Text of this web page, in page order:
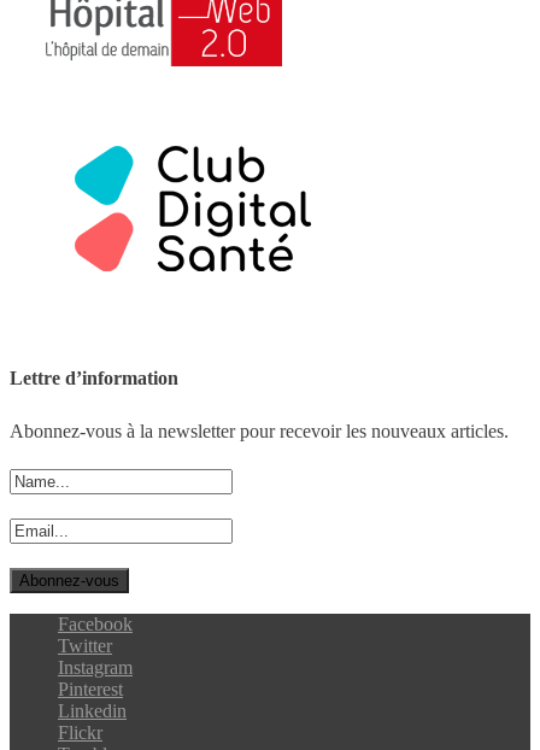
Lettre d’information
Abonnez-vous à la newsletter pour recevoir les nouveaux articles.
Facebook
Twitter
Instagram
Pinterest
Linkedin
Flickr